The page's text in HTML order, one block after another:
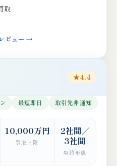
取
ビュー →
★4.4
最短即日 取引先非通知
10,000万円
買取上限
2社間／
3社間
契約形態